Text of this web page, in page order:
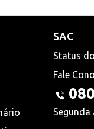
SAC
Status
Fale
Segunda